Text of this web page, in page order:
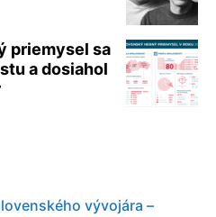
priemysel sa
a dosiahol
vývojára –